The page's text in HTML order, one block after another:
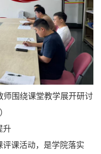
师围绕课堂教学展开研讨
升
课活动，是学院落实